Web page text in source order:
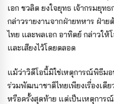
เอก ชวลิต ยงใจยุทธ เจ้ากรมยุ
กล่าวรายงานจากฝ่ายทหาร ฝ่า
ไทย และพลเอก อาทิตย์ กล่าวให้
และเสียงไว้โดยตลอด
แม้ว่าวิดีโอนี้มิใช่เหตุการณ์พิธีม
ร่วมพัฒนาชาติไทยเพียงเรื่องเดี
หรือครั้งสุดท้าย แต่เป็นเหตุการ